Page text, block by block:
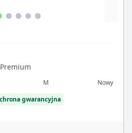
M
Nowy
gwarancyjna